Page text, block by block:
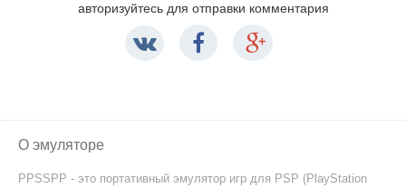
авторизуйтесь для отправки комментария
О эмуляторе
PPSSPP - это портативный эмулятор игр для PSP (PlayStation